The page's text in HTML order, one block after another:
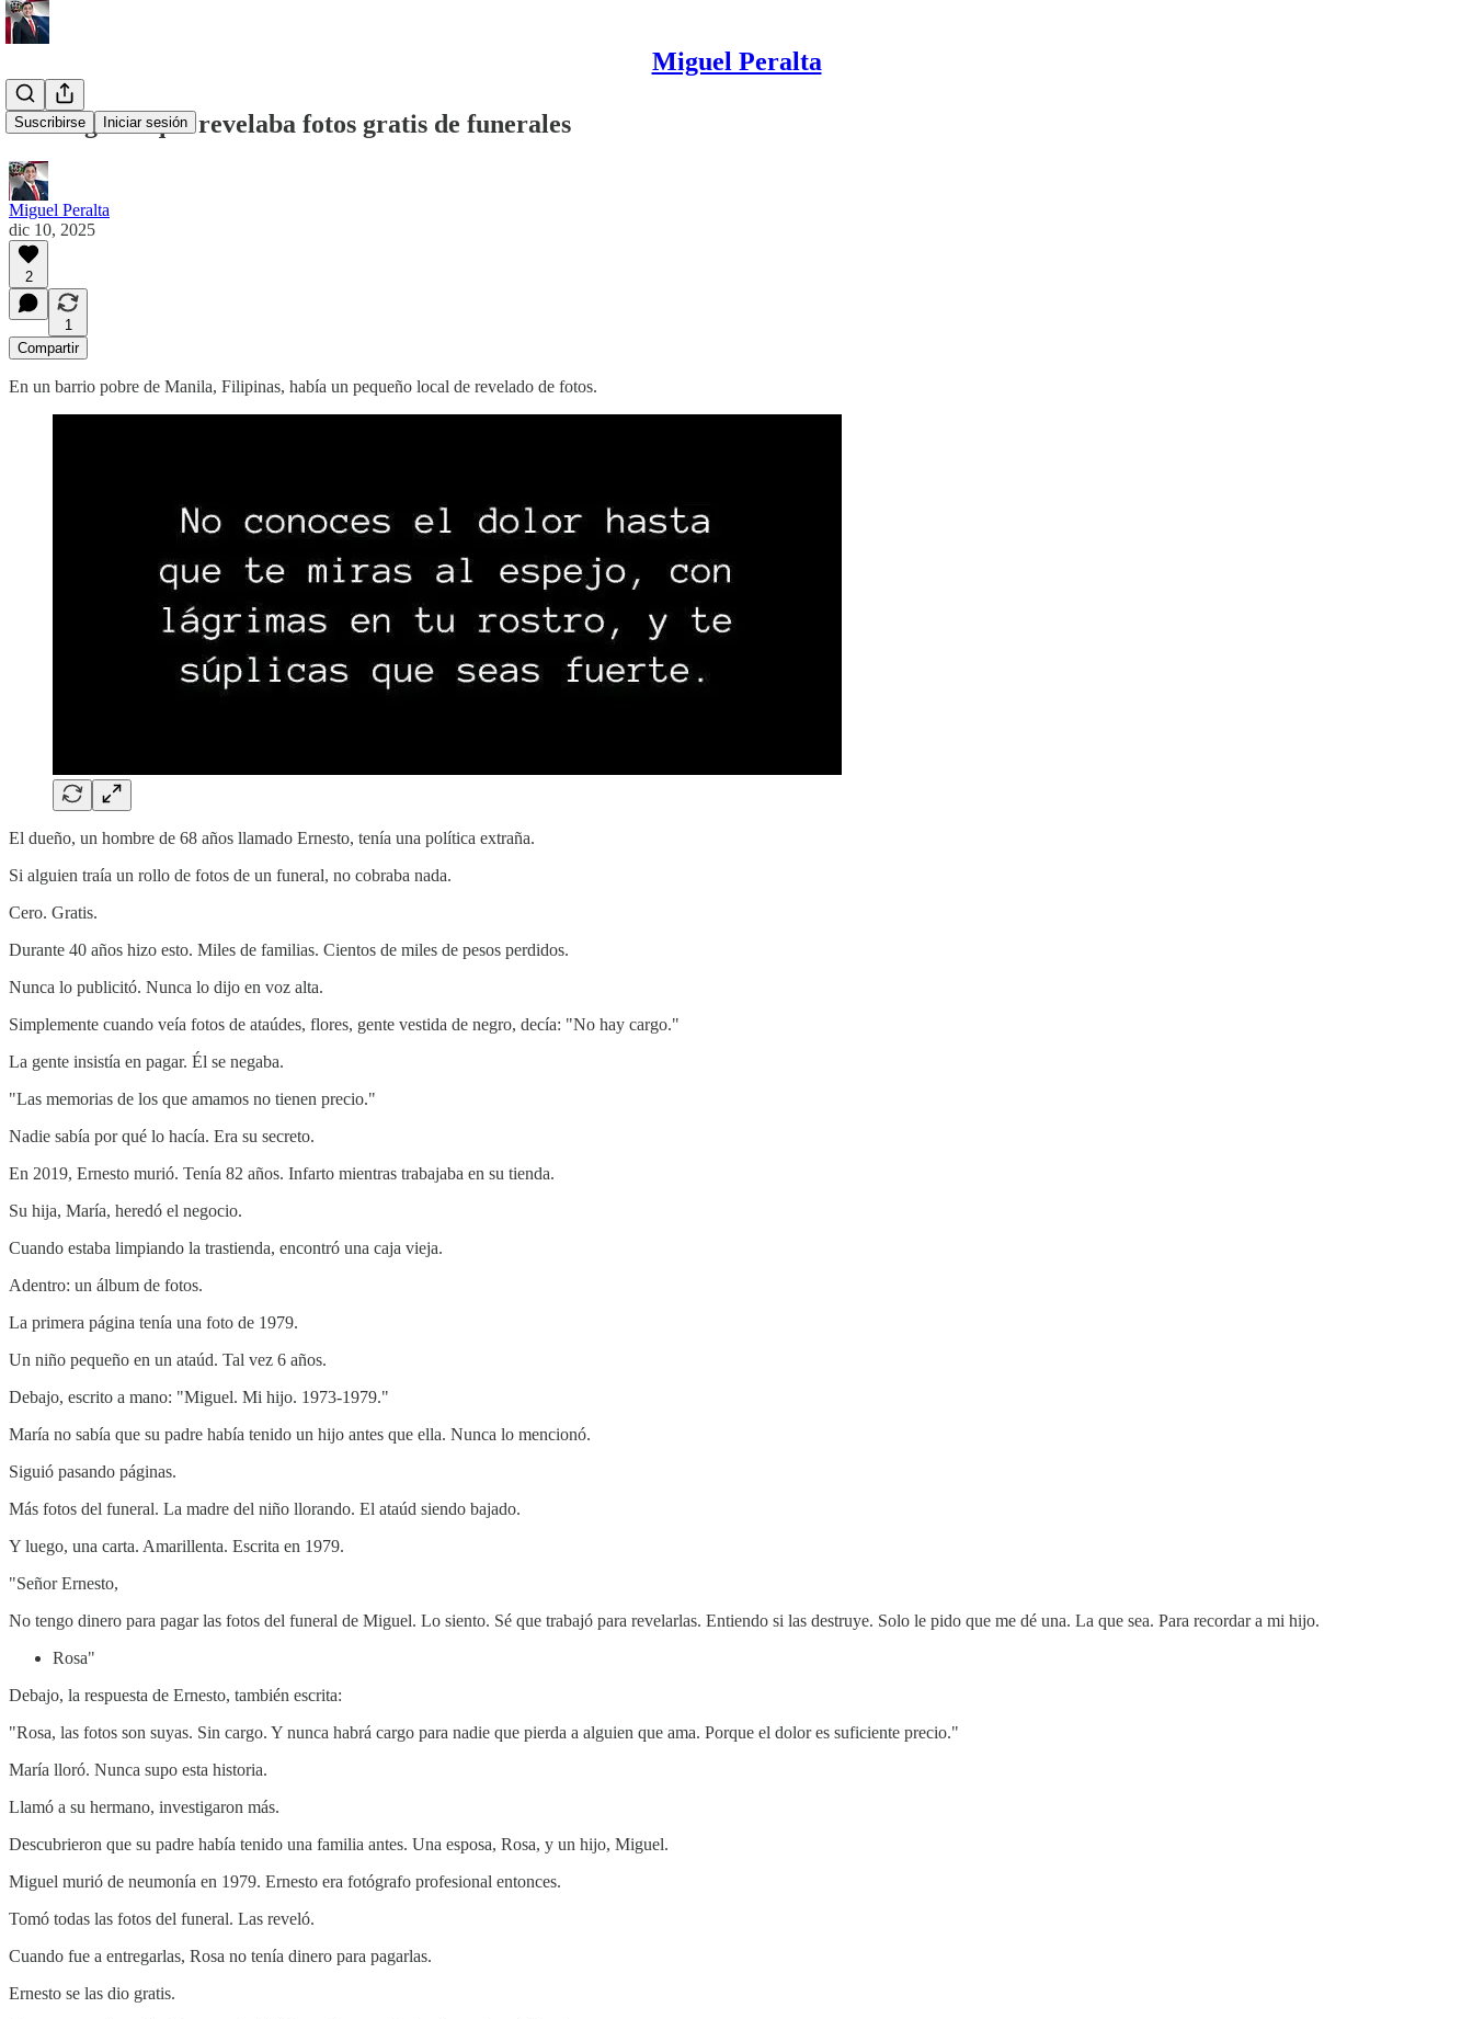
Miguel Peralta
Suscribirse Iniciar sesión
El fotógrafo que revelaba fotos gratis de funerales
Miguel Peralta
dic 10, 2025
2
1
Compartir
En un barrio pobre de Manila, Filipinas, había un pequeño local de revelado de fotos.
El dueño, un hombre de 68 años llamado Ernesto, tenía una política extraña.
Si alguien traía un rollo de fotos de un funeral, no cobraba nada.
Cero. Gratis.
Durante 40 años hizo esto. Miles de familias. Cientos de miles de pesos perdidos.
Nunca lo publicitó. Nunca lo dijo en voz alta.
Simplemente cuando veía fotos de ataúdes, flores, gente vestida de negro, decía: "No hay cargo."
La gente insistía en pagar. Él se negaba.
"Las memorias de los que amamos no tienen precio."
Nadie sabía por qué lo hacía. Era su secreto.
En 2019, Ernesto murió. Tenía 82 años. Infarto mientras trabajaba en su tienda.
Su hija, María, heredó el negocio.
Cuando estaba limpiando la trastienda, encontró una caja vieja.
Adentro: un álbum de fotos.
La primera página tenía una foto de 1979.
Un niño pequeño en un ataúd. Tal vez 6 años.
Debajo, escrito a mano: "Miguel. Mi hijo. 1973-1979."
María no sabía que su padre había tenido un hijo antes que ella. Nunca lo mencionó.
Siguió pasando páginas.
Más fotos del funeral. La madre del niño llorando. El ataúd siendo bajado.
Y luego, una carta. Amarillenta. Escrita en 1979.
"Señor Ernesto,
No tengo dinero para pagar las fotos del funeral de Miguel. Lo siento. Sé que trabajó para revelarlas. Entiendo si las destruye. Solo le pido que me dé una. La que sea. Para recordar a mi hijo.
Rosa"
Debajo, la respuesta de Ernesto, también escrita:
"Rosa, las fotos son suyas. Sin cargo. Y nunca habrá cargo para nadie que pierda a alguien que ama. Porque el dolor es suficiente precio."
María lloró. Nunca supo esta historia.
Llamó a su hermano, investigaron más.
Descubrieron que su padre había tenido una familia antes. Una esposa, Rosa, y un hijo, Miguel.
Miguel murió de neumonía en 1979. Ernesto era fotógrafo profesional entonces.
Tomó todas las fotos del funeral. Las reveló.
Cuando fue a entregarlas, Rosa no tenía dinero para pagarlas.
Ernesto se las dio gratis.